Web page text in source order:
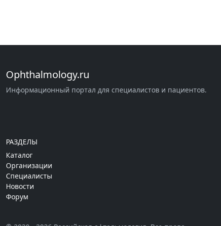
Ophthalmology.ru
Информационный портал для специалистов и пациентов.
РАЗДЕЛЫ
Каталог
Организации
Специалисты
Новости
Форум